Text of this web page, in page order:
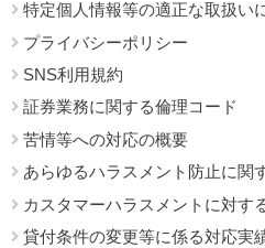
特定個人情報等の適正な取扱い
プライバシーポリシー
SNS利用規約
証券業務に関する倫理コード
苦情等への対応の概要
あらゆるハラスメント防止に関
カスタマーハラスメントに対す
貸付条件の変更等に係る対応実